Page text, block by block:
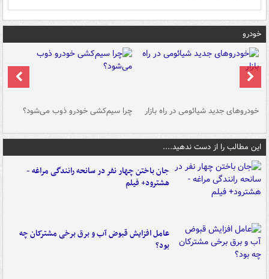
خودرو
خودروهای جدید شیائومی در راه بازار چرا سیم‌کشی خودرو ذوب می‌شود؟
این مطالب را از دست ندهید....
جان باختن چهار نفر در سانحه رانندگی مراغه -
هشترود+ فیلم
عامل افزایش قبوض آب و برق برخی مشترکان چه
بود؟